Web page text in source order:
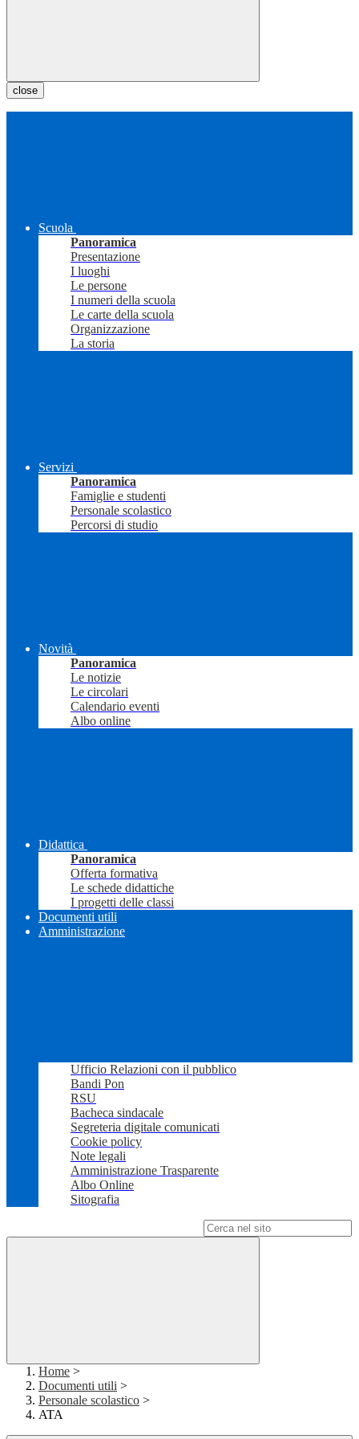
close
Scuola
Panoramica
Presentazione
I luoghi
Le persone
I numeri della scuola
Le carte della scuola
Organizzazione
La storia
Servizi
Panoramica
Famiglie e studenti
Personale scolastico
Percorsi di studio
Novità
Panoramica
Le notizie
Le circolari
Calendario eventi
Albo online
Didattica
Panoramica
Offerta formativa
Le schede didattiche
I progetti delle classi
Documenti utili
Amministrazione
Ufficio Relazioni con il pubblico
Bandi Pon
RSU
Bacheca sindacale
Segreteria digitale comunicati
Cookie policy
Note legali
Amministrazione Trasparente
Albo Online
Sitografia
Home >
Documenti utili >
Personale scolastico >
ATA